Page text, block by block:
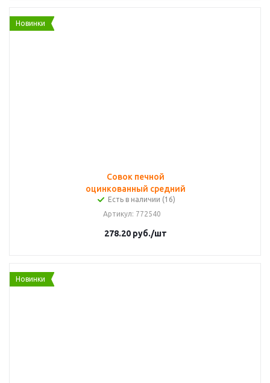
Новинки
Совок печной
оцинкованный средний
Есть в наличии (16)
Артикул: 772540
278.20руб./шт
Новинки